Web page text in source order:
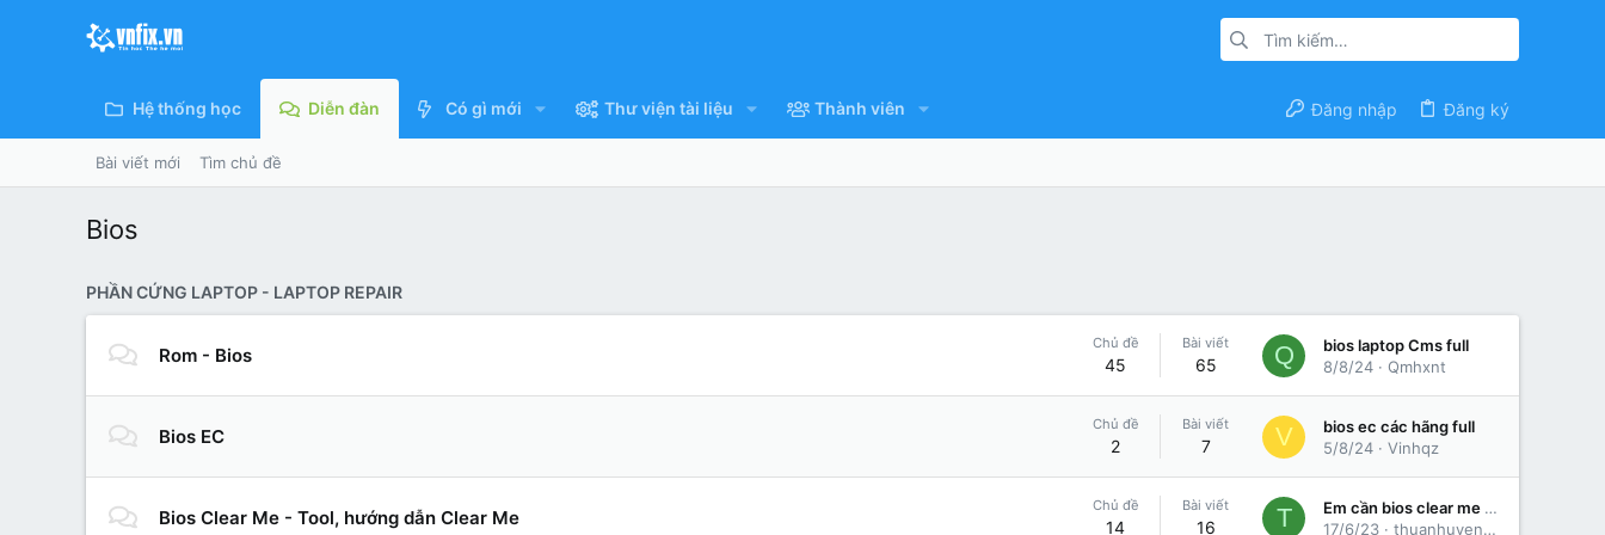
Hệ thống học Diễn đàn Có gì mới Thư viện tài liệu Thành viên Đăng nhập Đăng ký
Bài viết mới Tìm chủ đề
Bios
PHẦN CỨNG LAPTOP - LAPTOP REPAIR
Rom - Bios
Chủ đề
45
Bài viết
65 Q
bios laptop Cms full
8/8/24
Qmhxnt
Bios EC
Chủ đề
2
Bài viết
7 V
bios ec các hãng full
5/8/24
Vinhqz
Bios Clear Me - Tool, hướng dẫn Clear Me
Chủ đề
14
Bài viết
16 T
Em cần bios clear me cho dell inspiron 5558 vga rời ạ mã main AAL10 LA-843p máy em chạy 30 phút tự tắt ạ nạp mấy file trên mạng mà ko dc ạ
17/6/23
thuanhuyen89